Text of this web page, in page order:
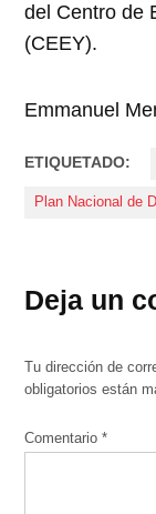
del Centro de
(CEEY).
Emmanuel
ETIQUETADO:
Plan Nacional de
Deja un
Tu dirección de
obligatorios están
Comentario*